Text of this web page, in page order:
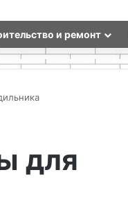
и ремонт
для